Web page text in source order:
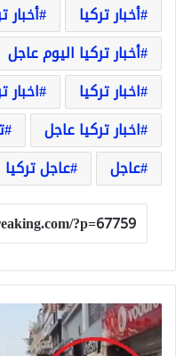
أخبار تركيا
أخبار
أخبار تركيا اليوم عاجل
اخبار تركيا
اخبار
اخبار تركيا عاجل
عاجل
عاجل تركيا
امرأة
تركية
تنتصر